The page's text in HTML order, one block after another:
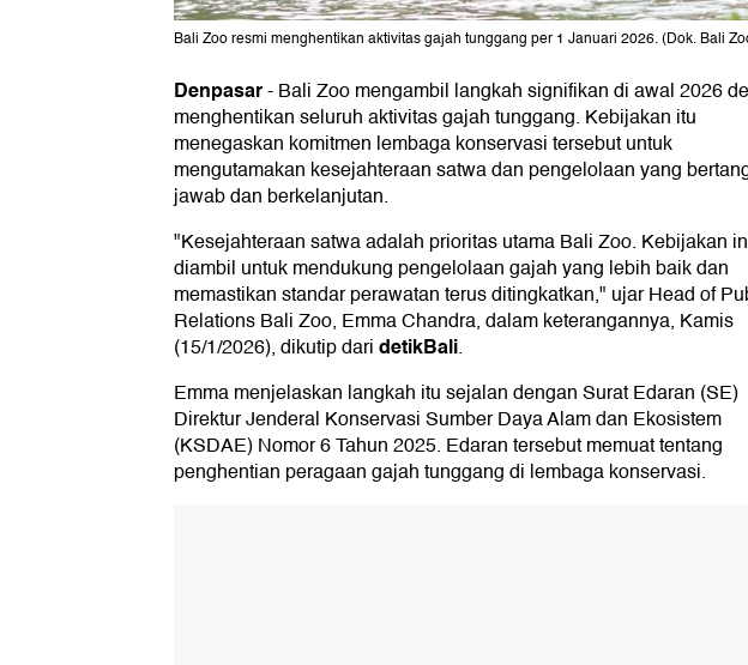
Bali Zoo resmi menghentikan aktivitas gajah tunggang per 1 Januari 2026. (Dok. Bali
Denpasar-Bali Zoo mengambil langkah signifikan di awal 2026
menghentikan seluruh aktivitas gajah tunggang. Kebijakan itu
menegaskan komitmen lembaga konservasi tersebut untuk
mengutamakan kesejahteraan satwa dan pengelolaan yang
jawab dan berkelanjutan.
"Kesejahteraan satwa adalah prioritas utama Bali Zoo. Kebijakan
diambil untuk mendukung pengelolaan gajah yang lebih baik dan
memastikan standar perawatan terus ditingkatkan," ujar Head of
Relations Bali Zoo, Emma Chandra, dalam keterangannya, Kamis
(15/1/2026), dikutip daridetikBali.
Emma menjelaskan langkah itu sejalan dengan Surat Edaran (SE)
Direktur Jenderal Konservasi Sumber Daya Alam dan Ekosistem
(KSDAE) Nomor 6 Tahun 2025. Edaran tersebut memuat tentang
penghentian peragaan gajah tunggang di lembaga konservasi.